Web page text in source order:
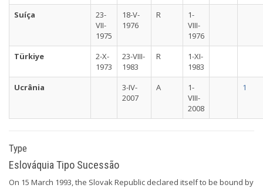
Suíça
23-
VII-
1975
18-V-
1976
R
1-
VIII-
1976
Türkiye
2-X-
1973
23-VIII-
1983
R
1-XI-
1983
Ucrânia
3-IV-
2007
A
1-
VIII-
2008
1
Type
Eslováquia Tipo Sucessão
On 15 March 1993, the Slovak Republic declared itself to be bound by